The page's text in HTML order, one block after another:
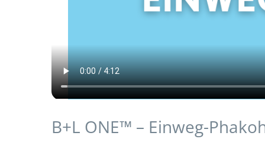
B+L ONE™ – Einweg-
® ®
®